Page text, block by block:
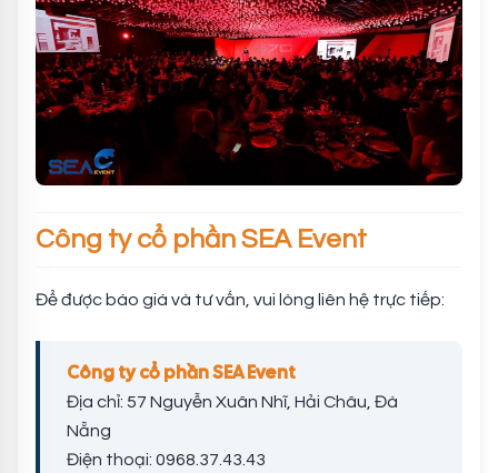
Công ty cổ phần SEA Event
Để được báo giá và tư vấn, vui lòng liên hệ trực tiếp:
Công ty cổ phần SEA Event
Địa chỉ: 57 Nguyễn Xuân Nhĩ, Hải Châu, Đà
Nẵng
Điện thoại: 0968.37.43.43